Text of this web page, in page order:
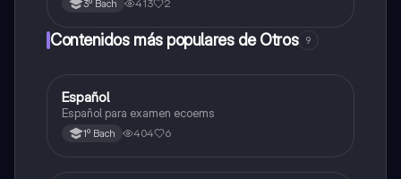
3º Bach 413 2
Contenidos más populares de Otros 9
Otros
Español
Español para examen ecoems
1º Bach 404 6